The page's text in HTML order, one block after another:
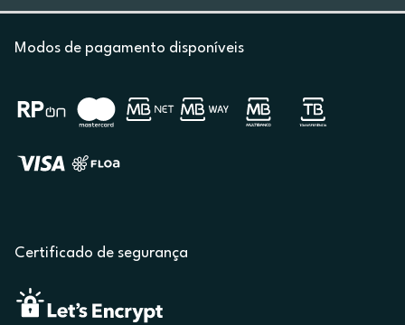
Modos de pagamento disponíveis
Certificado de segurança